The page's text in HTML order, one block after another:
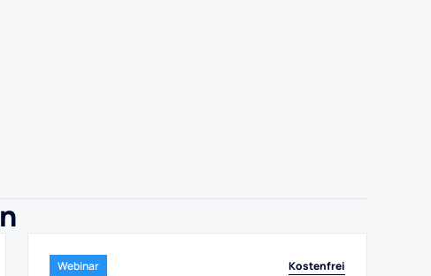
Webinar
Kostenfrei